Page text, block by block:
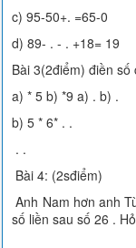
c) 95-50+. =65-0
d) 89- . - . +18= 19
Bài 3(2điểm) điền
a) * 5 b) *9 a) . b) .
b) 5 * 6* . .
. .
Bài 4: (2sđiểm)
Anh Nam hơn anh
số liền sau số 26 .